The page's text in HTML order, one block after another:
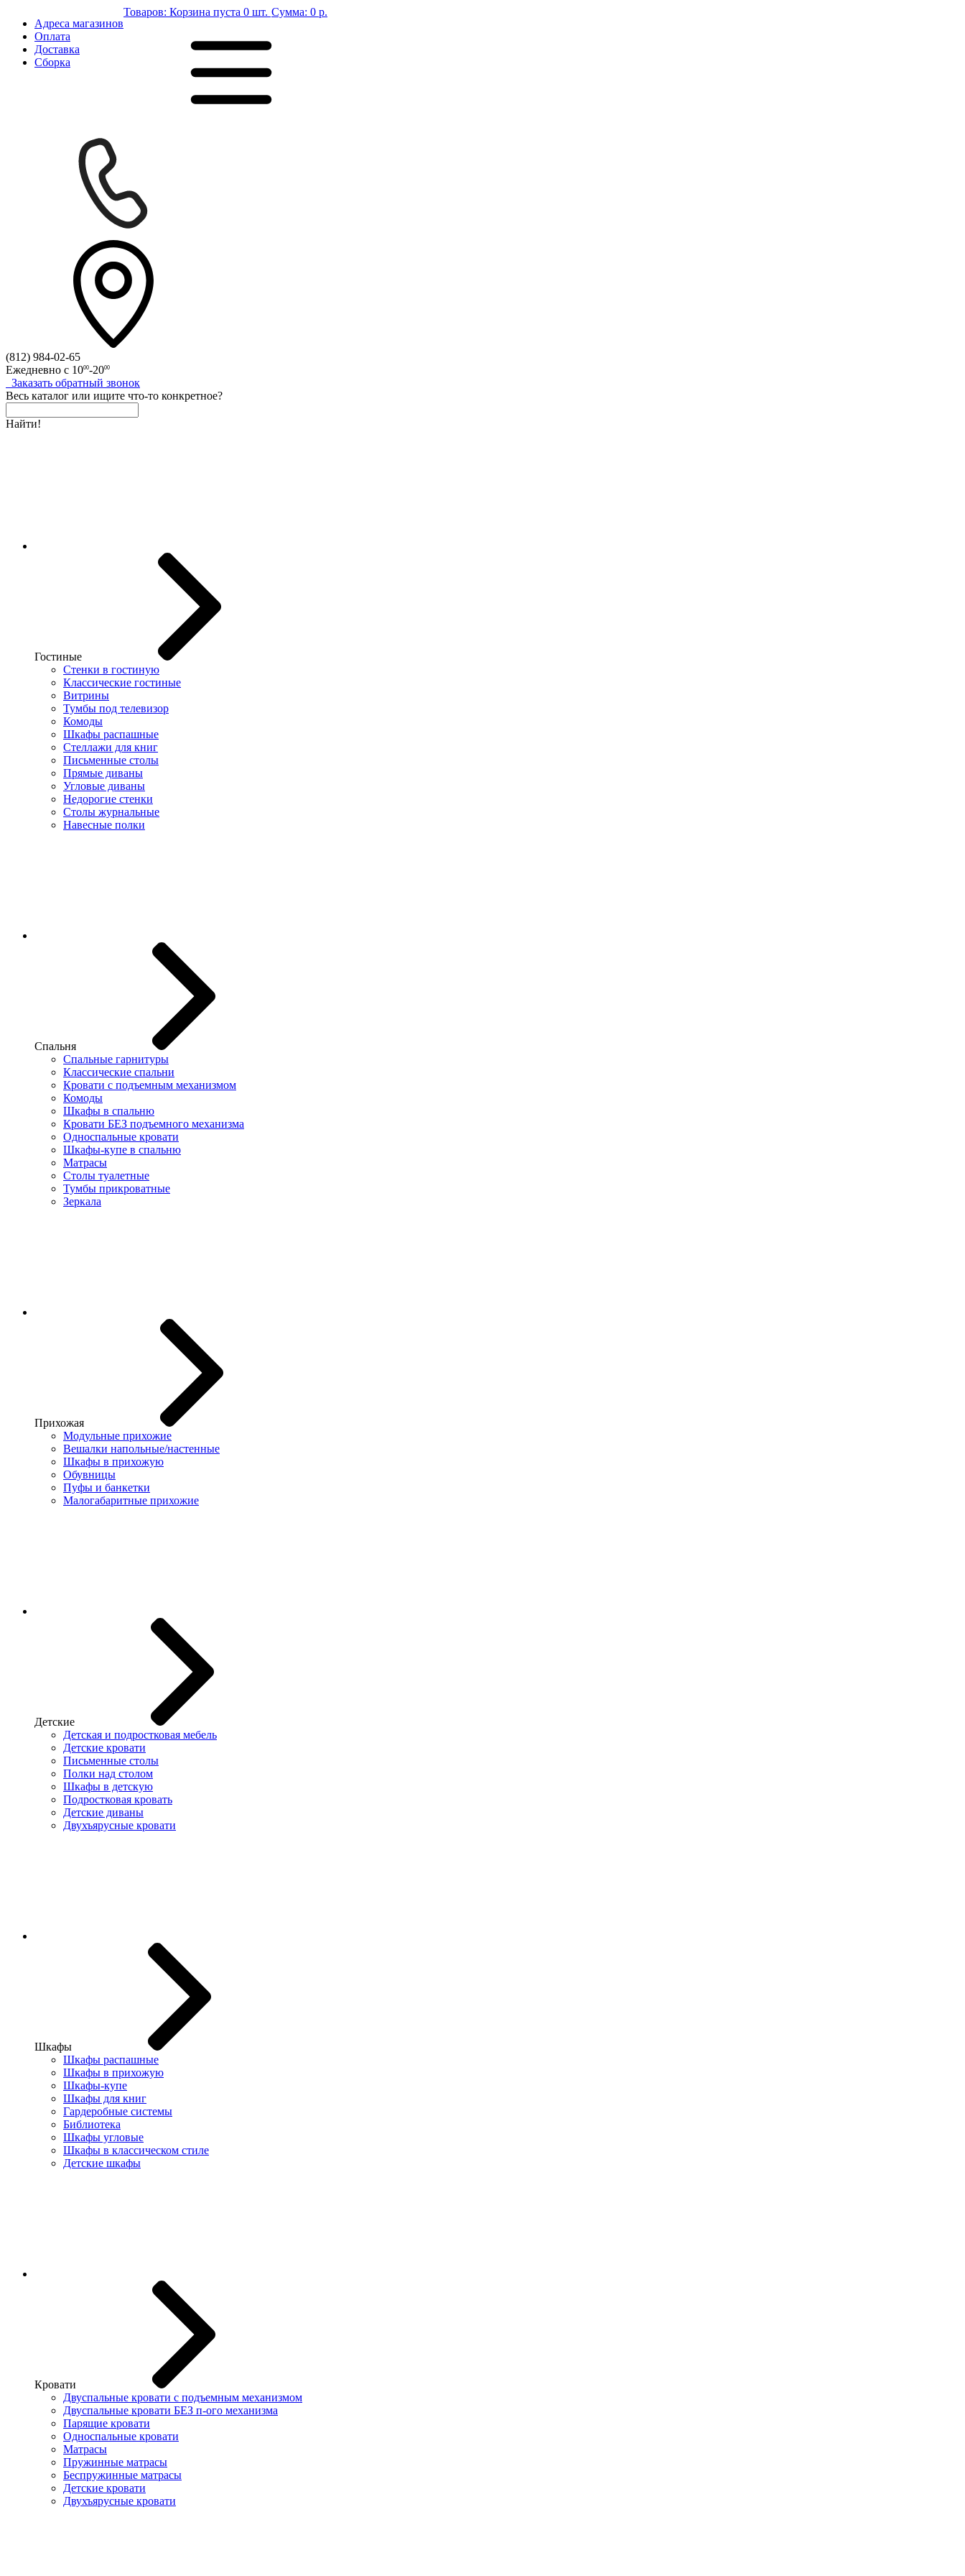
Адреса магазинов
Оплата
Доставка
Сборка
Товаров: Корзина пуста 0 шт. Сумма: 0 р.
(812) 984-02-65
Ежедневно с 1000-2000
Заказать обратный звонок
Весь каталог или ищите что-то конкретное?
Найти!
Гостиные
Стенки в гостиную
Классические гостиные
Витрины
Тумбы под телевизор
Комоды
Шкафы распашные
Стеллажи для книг
Письменные столы
Прямые диваны
Угловые диваны
Недорогие стенки
Столы журнальные
Навесные полки
Спальня
Спальные гарнитуры
Классические спальни
Кровати с подъемным механизмом
Комоды
Шкафы в спальню
Кровати БЕЗ подъемного механизма
Односпальные кровати
Шкафы-купе в спальню
Матрасы
Столы туалетные
Тумбы прикроватные
Зеркала
Прихожая
Модульные прихожие
Вешалки напольные/настенные
Шкафы в прихожую
Обувницы
Пуфы и банкетки
Малогабаритные прихожие
Детские
Детская и подростковая мебель
Детские кровати
Письменные столы
Полки над столом
Шкафы в детскую
Подростковая кровать
Детские диваны
Двухъярусные кровати
Шкафы
Шкафы распашные
Шкафы в прихожую
Шкафы-купе
Шкафы для книг
Гардеробные системы
Библиотека
Шкафы угловые
Шкафы в классическом стиле
Детские шкафы
Кровати
Двуспальные кровати с подъемным механизмом
Двуспальные кровати БЕЗ п-ого механизма
Парящие кровати
Односпальные кровати
Матрасы
Пружинные матрасы
Беспружинные матрасы
Детские кровати
Двухъярусные кровати